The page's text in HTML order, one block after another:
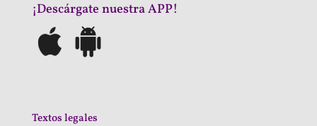
¡Descárgate nuestra APP!
Textos legales